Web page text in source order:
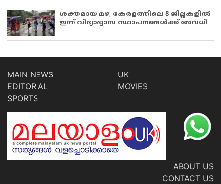
ശക്തമായ മഴ; കേരളത്തിലെ 8 ജില്ലകളിൽ
ഇന്ന് വിദ്യാഭ്യാസ സ്ഥാപനങ്ങൾക്ക് അവധി
MAIN NEWS
EDITORIAL
SPORTS
UK
MOVIES
ABOUT US
CONTACT US